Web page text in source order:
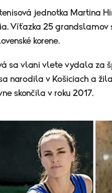
jednotka Martina
Víťazka 25
korene.
sa vlani vlete vydala za
narodila v Košiciach a
skončila v roku 2017.